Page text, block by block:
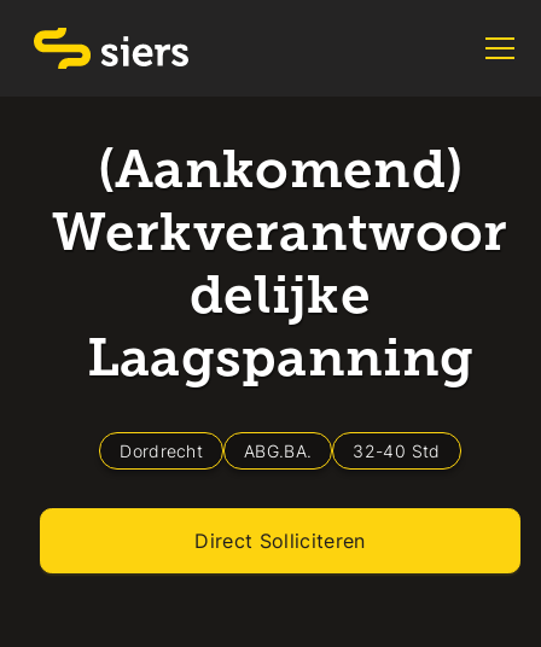
(Aankomend)
Werkverantwoor
delijke
Laagspanning
Dordrecht ABG.BA. 32-40 Std
Direct Solliciteren